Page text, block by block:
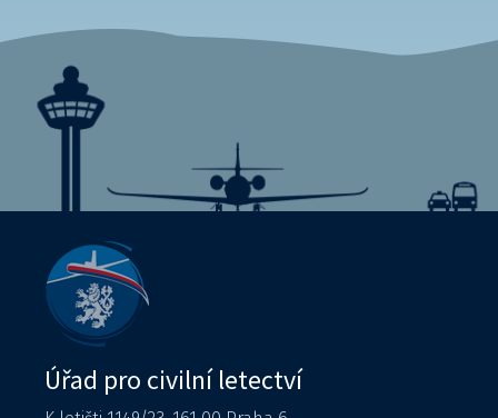
Úřad pro civilní letectví